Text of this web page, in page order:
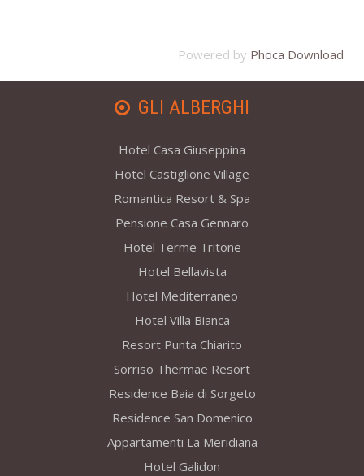
Powered by Phoca Download
GLI ALBERGHI
Hotel Casa Giuseppina
Hotel Castiglione Village
Romantica Resort & Spa
Pensione Casa Gennaro
Hotel Terme Tritone
Hotel Bellavista
Hotel Mediterraneo
Hotel Villa Bianca
Resort Punta Chiarito
Sorriso Thermae Resort
Residence Baia di Sorgeto
Residence San Domenico
Appartamenti La Meridiana
Hotel Galidon